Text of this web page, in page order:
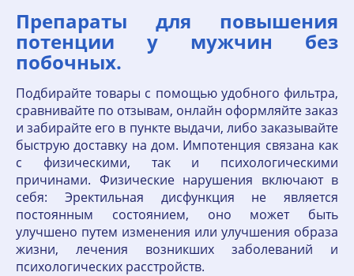
Препараты для повышения
потенции у мужчин без
побочных.
Подбирайте товары с помощью удобного фильтра,
сравнивайте по отзывам, онлайн оформляйте заказ
и забирайте его в пункте выдачи, либо заказывайте
быструю доставку на дом. Импотенция связана как
с физическими, так и психологическими
причинами. Физические нарушения включают в
себя: Эректильная дисфункция не является
постоянным состоянием, оно может быть
улучшено путем изменения или улучшения образа
жизни, лечения возникших заболеваний и
психологических расстройств.